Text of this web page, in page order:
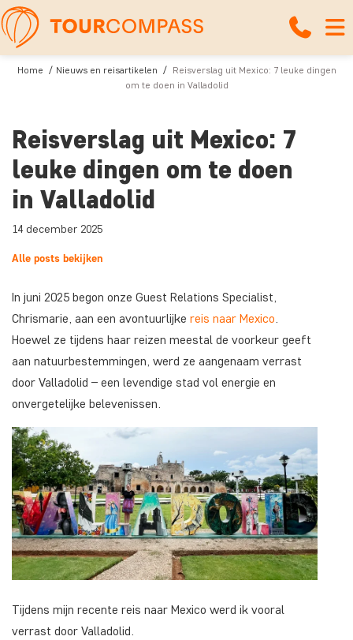
Home Nieuws en reisartikelen
Reisverslag uit Mexico: 7 leuke dingen
om te doen in Valladolid
Reisverslag uit Mexico: 7
leuke dingen om te doen
in Valladolid
14 december 2025
Alle posts bekijken
In juni 2025 begon onze Guest Relations Specialist,
Chrismarie, aan een avontuurlijke reis naar Mexico.
Hoewel ze tijdens haar reizen meestal de voorkeur geeft
aan natuurbestemmingen, werd ze aangenaam verrast
door Valladolid – een levendige stad vol energie en
onvergetelijke belevenissen.
Tijdens mijn recente reis naar Mexico werd ik vooral
verrast door Valladolid.